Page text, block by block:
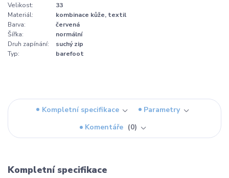
Velikost:
33
Materiál:
kombinace kůže, textil
Barva:
červená
Šířka:
normální
Druh zapínání:
suchý zip
Typ:
barefoot
Kompletní specifikace
Parametry
Komentáře
0
Kompletní specifikace